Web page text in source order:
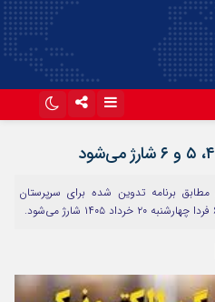
مطابق برنامه تدوین شده برای سرپرستان